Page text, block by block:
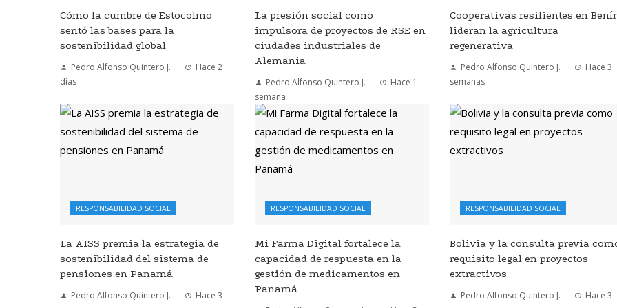
Cómo la cumbre de Estocolmo
sentó las bases para la
sostenibilidad global
Pedro Alfonso Quintero J.
Hace 2
días
La presión social como
impulsora de proyectos de RSE en
ciudades industriales de
Alemania
Pedro Alfonso Quintero J.
Hace 1
semana
Cooperativas resilientes en
lideran la agricultura
regenerativa
Pedro Alfonso Quintero J.
Hace 3
semanas
RESPONSABILIDAD SOCIAL
La AISS premia la estrategia de
sostenibilidad del sistema de
pensiones en Panamá
Pedro Alfonso Quintero J.
Hace 3
RESPONSABILIDAD SOCIAL
Mi Farma Digital fortalece la
capacidad de respuesta en la
gestión de medicamentos en
Panamá
RESPONSABILIDAD SOCIAL
Bolivia y la consulta previa
requisito legal en proyectos
extractivos
Pedro Alfonso Quintero J.
Hace 3